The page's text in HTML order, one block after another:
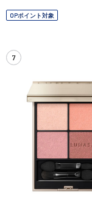
OPポイント対象
7